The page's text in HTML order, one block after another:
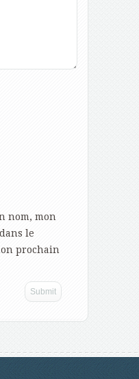
nom, mon
le
prochain